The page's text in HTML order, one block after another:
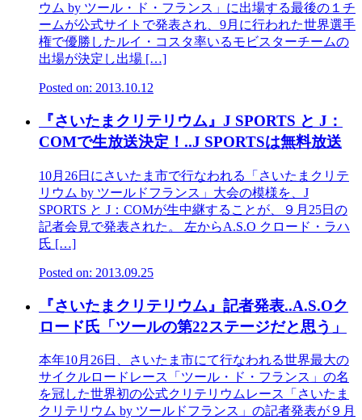
ウム by ツール・ド・フランス」に出場する最後の１チ
ームが公式サイトで発表され、9月に行われた世界選手
権で優勝したルイ・コスタ率いるモビスターチームの
出場が決定し出場 […]
Posted on: 2013.10.12
『さいたまクリテリウム』J SPORTS と J：
COMで生放送決定！..J SPORTSは無料放送
10月26日にさいたま市で行なわれる「さいたまクリテ
リウム by ツールドフランス」大会の模様を、J
SPORTS と J：COMが生中継することが、９月25日の
記者会見で発表された。 左からA.S.O クロード・ラハ
氏 […]
Posted on: 2013.09.25
『さいたまクリテリウム』記者発表..A.S.Oク
ロード氏「ツールの第22ステージだと思う」
本年10月26日、さいたま市にて行なわれる世界最大の
サイクルロードレース「ツール・ド・フランス」の名
を冠した世界初の公式クリテリウムレース「さいたま
クリテリウム by ツールドフランス」の記者発表が９月